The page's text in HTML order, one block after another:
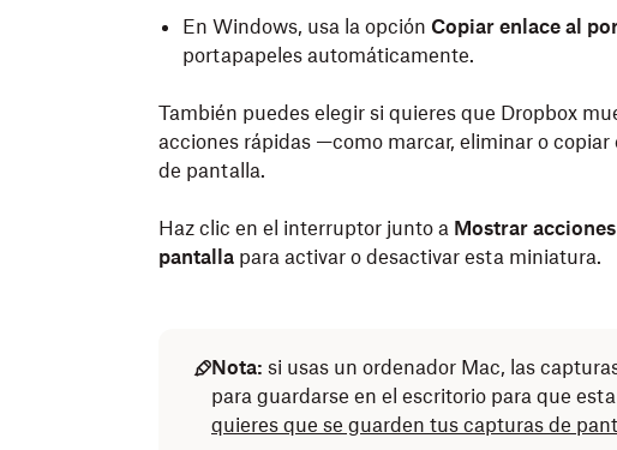
En Windows, usa la opción Copiar enlace al
portapapeles automáticamente.
También puedes elegir si quieres que Dropbox
acciones rápidas —como marcar, eliminar o
de pantalla.
Haz clic en el interruptor junto a Mostrar
pantalla para activar o desactivar esta miniatura.
Nota: si usas un ordenador Mac, las
para guardarse en el escritorio para que
quieres que se guarden tus capturas de